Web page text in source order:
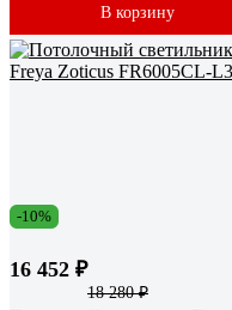
В корзину
-10%
16 452 ₽
18 280 ₽